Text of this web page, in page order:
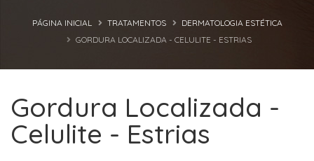
PÁGINA INICIAL TRATAMENTOS
DERMATOLOGIA ESTÉTICA
GORDURA LOCALIZADA - CELULITE - ESTRIAS
Gordura Localizada -
Celulite - Estrias